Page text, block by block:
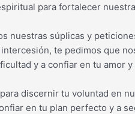
para fortalecer
nuestras súplicas y
te pedimos que
y a confiar en tu amor
para discernir tu voluntad en
en tu plan perfecto y a